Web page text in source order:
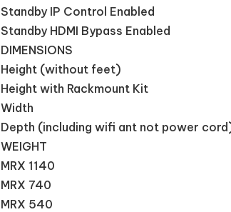
Standby IP Control Enabled
Standby HDMI Bypass Enabled
DIMENSIONS
Height (without feet)
Height with Rackmount Kit
Width
Depth (including wifi ant not power
WEIGHT
MRX 1140
MRX 740
MRX 540